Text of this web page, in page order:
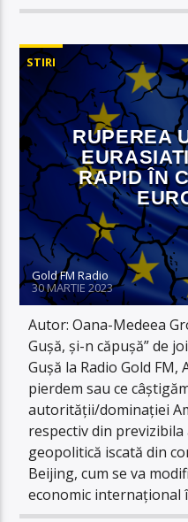
STIRI
RUPEREA
RAPID ÎN
Gold FM Radio
30 MARTIE 2023
Autor: Oana-Medeea
Gușă, și-n căpușă” de
Gușă la Radio Gold FM,
pierdem sau ce
autorității/dominației
respectiv din
geopolitică iscată din
Beijing, cum se va
economic internațional